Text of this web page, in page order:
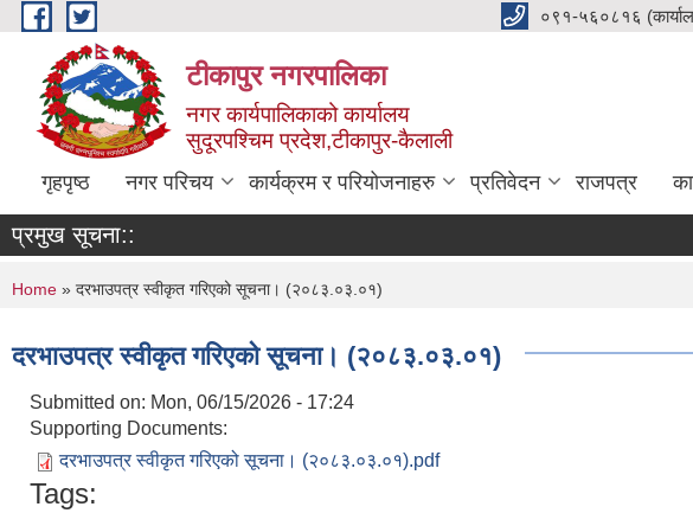
Skip to main content ०९१-५६०८१६
टीकापुर नगरपालिका
नगर कार्यपालिकाको कार्यालय
सुदूरपश्चिम प्रदेश,टीकापुर-कैलाली
गृहपृष्ठ नगर परिचय कार्यक्रम र परियोजनाहरु प्रतिवेदन राजपत्र
प्रमुख सूचना::
You are here
Home » दरभाउपत्र स्वीकृत गरिएको सूचना। (२०८३.०३.०१)
दरभाउपत्र स्वीकृत गरिएको सूचना। (२०८३.०३.०१)
Submitted on: Mon, 06/15/2026 - 17:24
Supporting Documents:
दरभाउपत्र स्वीकृत गरिएको सूचना। (२०८३.०३.०१).pdf
Tags: